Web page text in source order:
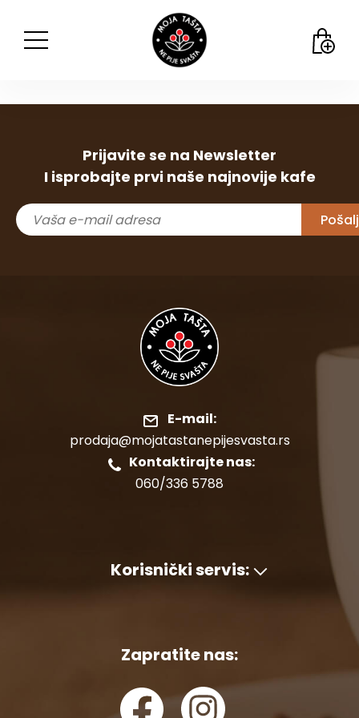
Prijavite se na Newsletter
I isprobajte prvi naše najnovije kafe
E-mail:
prodaja@mojatastanepijesvasta.rs
Kontaktirajte nas:
060/336 5788
Korisnički servis:
Zapratite nas: